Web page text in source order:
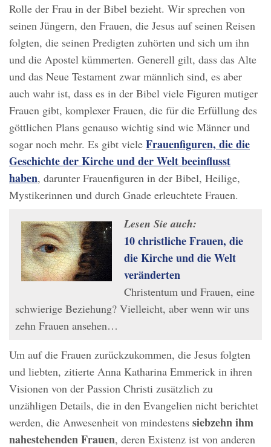
Rolle der Frau in der Bibel bezieht. Wir sprechen von
seinen Jüngern, den Frauen, die Jesus auf seinen Reisen
folgten, die seinen Predigten zuhörten und sich um ihn
und die Apostel kümmerten. Generell gilt, dass das Alte
und das Neue Testament zwar männlich sind, es aber
auch wahr ist, dass es in der Bibel viele Figuren mutiger
Frauen gibt, komplexer Frauen, die für die Erfüllung des
göttlichen Plans genauso wichtig sind wie Männer und
sogar noch mehr. Es gibt viele Frauenfiguren, die die
Geschichte der Kirche und der Welt beeinflusst
haben, darunter Frauenfiguren in der Bibel, Heilige,
Mystikerinnen und durch Gnade erleuchtete Frauen.
Lesen Sie auch:
10 christliche Frauen, die
die Kirche und die Welt
veränderten
Christentum und Frauen, eine
schwierige Beziehung? Vielleicht, aber wenn wir uns
zehn Frauen ansehen…
Um auf die Frauen zurückzukommen, die Jesus folgten
und liebten, zitierte Anna Katharina Emmerick in ihren
Visionen von der Passion Christi zusätzlich zu
unzähligen Details, die in den Evangelien nicht berichtet
werden, die Anwesenheit von mindestens siebzehn ihm
nahestehenden Frauen, deren Existenz ist von anderen